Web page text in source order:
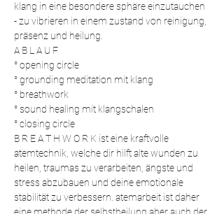
klang in eine besondere sphäre einzutauchen
- zu vibrieren in einem zustand von reinigung,
präsenz und heilung.
A B L A U F
° opening circle
° grounding meditation mit klang
° breathwork
° sound healing mit klangschalen
° closing circle
B R E A T H W O R K ist eine kraftvolle
atemtechnik, welche dir hilft alte wunden zu
heilen, traumas zu verarbeiten, ängste und
stress abzubauen und deine emotionale
stabilität zu verbessern. atemarbeit ist daher